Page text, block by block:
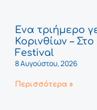
Ένα τριήμερο
Κορινθίων –
Festival
8 Αυγούστου, 2026
Περισσότερα »